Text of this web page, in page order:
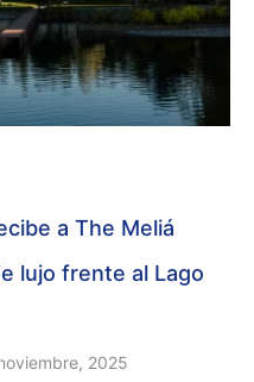
a The Meliá
lujo frente al Lago
2025